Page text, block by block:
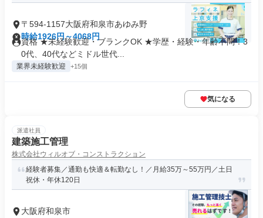
〒594-1157大阪府和泉市あゆみ野
時給1926円～4068円
資格 ★未経験歓迎・ブランクOK ★学歴・経験・年齢不問！3
0代、40代などミドル世代...
業界未経験歓迎 +15個
気になる
派遣社員
建築施工管理
株式会社ウィルオブ・コンストラクション
経験者募集／通勤も快適＆転勤なし！／月給35万～55万円／土日
祝休・年休120日
大阪府和泉市